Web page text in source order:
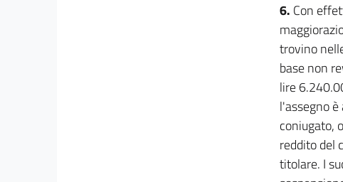
6. Con
trovino
base non
lire
l'assegno
coniugato,
reddito del
titolare. I